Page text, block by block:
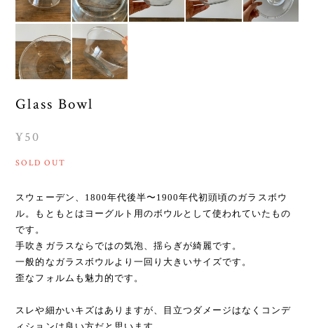
Glass Bowl
¥50
SOLD OUT
スウェーデン、1800年代後半〜1900年代初頭頃のガラスボウ
ル。もともとはヨーグルト用のボウルとして使われていたもの
です。
手吹きガラスならではの気泡、揺らぎが綺麗です。
一般的なガラスボウルより一回り大きいサイズです。
歪なフォルムも魅力的です。
スレや細かいキズはありますが、目立つダメージはなくコンデ